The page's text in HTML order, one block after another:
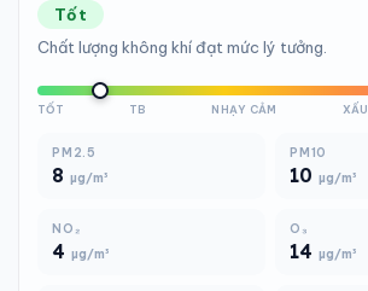
Tốt
Chất lượng không khí đạt mức lý tưởng.
TỐT TB NHẠY CẢM XẤU
PM2.5
8 µg/m³
PM10
10 µg/m³
NO₂
4 µg/m³
O₃
14 µg/m³